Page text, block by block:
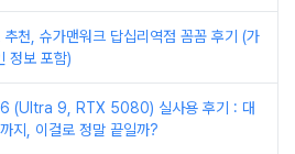
천, 슈가맨워크 답십리역점 꼼꼼 후기 (가
정보 포함)
(Ultra 9, RTX 5080) 실사용 후기 : 대
지, 이걸로 정말 끝일까?